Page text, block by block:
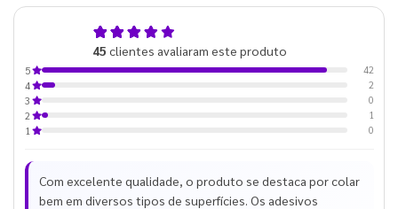
45 clientes avaliaram este produto
5
42
4
2
3
0
2
1
1
0
Com excelente qualidade, o produto se destaca por colar
bem em diversos tipos de superfícies. Os adesivos